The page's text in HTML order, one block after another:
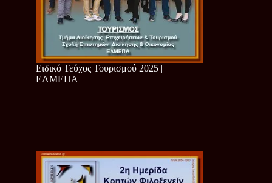
Ειδικό Τεύχος Τουρισμού 2025 |
ΕΛΜΕΠΑ